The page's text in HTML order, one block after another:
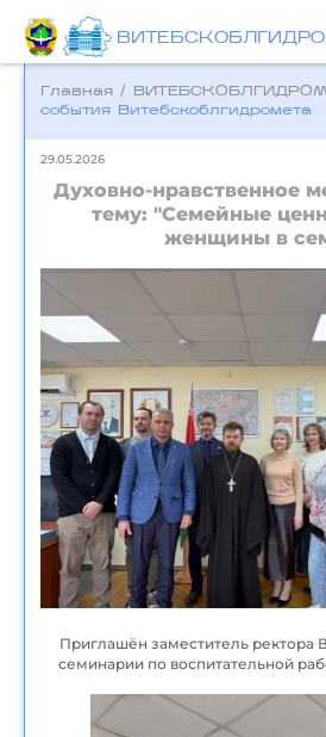
Главная /
события Bитебскоблгидромета
29.05.2026
Духовно-нравственное
тему: "Семейные
женщины в
Приглашён заместитель ректора
семинарии по воспитательной